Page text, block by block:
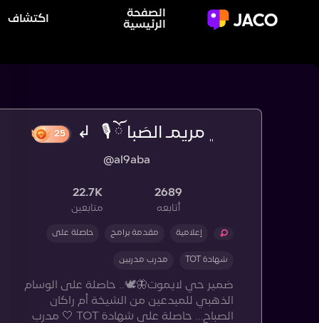
الصفحة
الرئيسية
اكتشاف
‏﮼ مريمـ الصَبا ོ 🎙️ ↲
@al9aba
2689
أتابعه
22.7K
متابعين
إعلامية مقدمة برامج حاصلة على
شهادة TOT مدرب مدربين
ضمير حي لايموت🦋🕊️.. حاصلة على الوسام
الذهبي للمبدعين من الشيخة أم راكان
الصباح… حاصلة على شهادة TOT 🤍 مدرب